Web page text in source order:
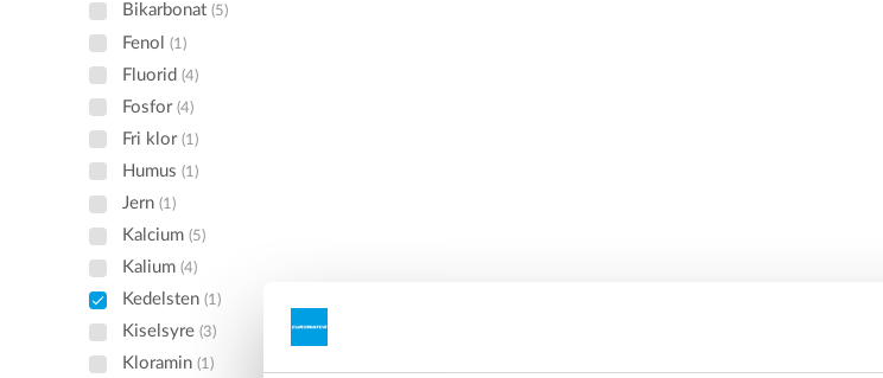
Bikarbonat(5)
Fenol(1)
Fluorid(4)
Fosfor(4)
Fri klor(1)
Humus(1)
Jern(1)
Kalcium(5)
Kalium(4)
Kedelsten(1)
Kiselsyre(3)
Kloramin(1)